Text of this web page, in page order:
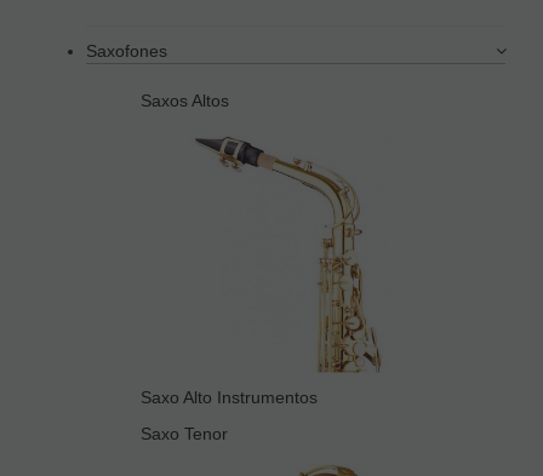
Saxofones
Saxos Altos
Saxo Alto Instrumentos
Saxo Tenor